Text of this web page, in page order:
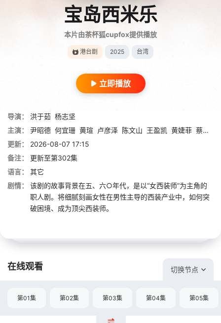
宝岛西米乐
本片由茶杯狐cupfox提供播放
港台剧 2025 台湾
立即播放
导演： 洪于茹 杨志坚
主演：
尹昭德 何宜珊 黄瑄 卢彦泽 陈文山 王盈凯 黄婕菲 蔡祥
更新：
2026-08-07 17:15
备注：
更新至第302集
语言：
其它
剧情：
该剧的故事背景在五、六○年代，是以“女西装师”为主角的
职人剧。将细腻刻画女性在男性主导的西装产业中，如何突
破困境、成为顶尖西装师。
在线观看 切换节点
第01集 第02集 第03集 第04集 第05集